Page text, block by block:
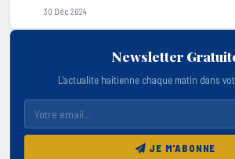
30 Déc 2024
Newsletter
L'actualite haitienne chaque matin dans
JE M'ABONNE